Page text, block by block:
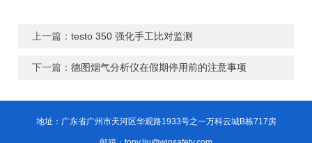
上一篇：testo 350 强化手工比对监测
下一篇：德图烟气分析仪在假期停用前的注意事项
地址：广东省广州市天河区华观路1933号之一万科云城B栋717房